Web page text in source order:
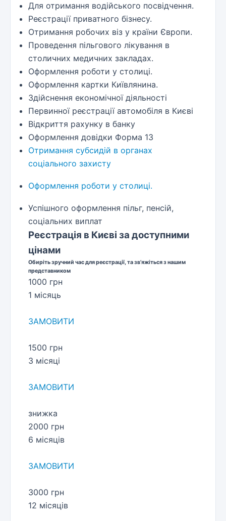
Для отримання водійського посвідчення.
Реєстрації приватного бізнесу.
Отримання робочих віз у країни Європи.
Проведення пільгового лікування в
столичних медичних закладах.
Оформлення роботи у столиці.
Оформлення картки Київлянина.
Здійснення економічної діяльності
Первинної реєстрації автомобіля в Києві
Відкриття рахунку в банку
Оформлення довідки Форма 13
Отримання субсидій в органах
соціального захисту
Оформлення роботи у столиці.
Успішного оформлення пільг, пенсій,
соціальних виплат
Реєстрація в Києві за доступними
цінами
Обиріть зручний час для реєстрації, та зв’яжіться з нашим
представником
1000 грн
1 місяць
ЗАМОВИТИ
1500 грн
3 місяці
ЗАМОВИТИ
знижка
2000 грн
6 місяців
ЗАМОВИТИ
3000 грн
12 місяців